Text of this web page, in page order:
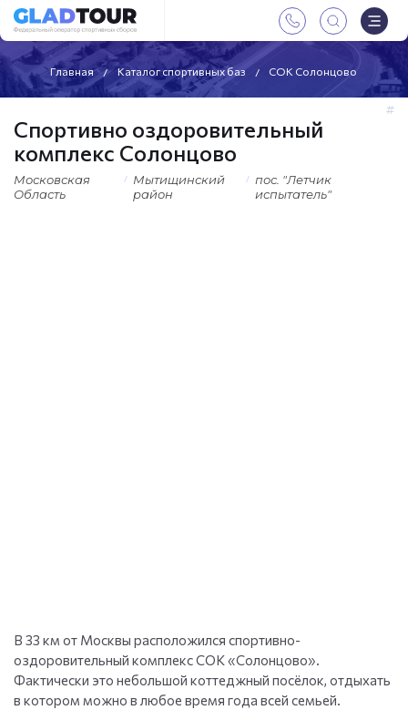
Главная Каталог спортивных баз СОК Солонцово
Спортивно оздоровительный
комплекс Солонцово
Московская
Область
Мытищинский
район
пос. "Летчик
испытатель"
В 33 км от Москвы расположился спортивно-
оздоровительный комплекс СОК «Солонцово».
Фактически это небольшой коттеджный посёлок, отдыхать
в котором можно в любое время года всей семьей.